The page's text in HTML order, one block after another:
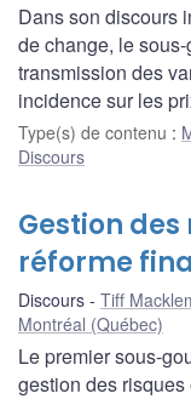
Dans son discours
de change, le
transmission des
incidence sur les
Type(s) de contenu :
Discours
Gestion
réforme
Discours Tiff
Montréal (Québec)
Le premier sous-
gestion des